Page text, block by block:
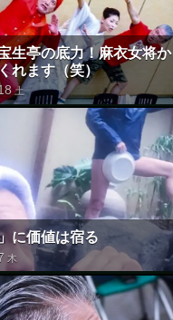
生亭の底力！麻衣女将か
れます（笑）
土
に価値は宿る
木